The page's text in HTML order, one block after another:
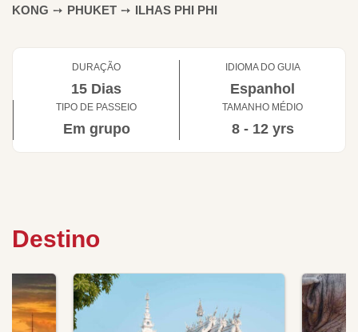
KONG ➙ PHUKET ➙ ILHAS PHI PHI
DURAÇÃO
15 Dias
IDIOMA DO GUIA
Espanhol
TIPO DE PASSEIO
Em grupo
TAMANHO MÉDIO
8 - 12 yrs
Destino